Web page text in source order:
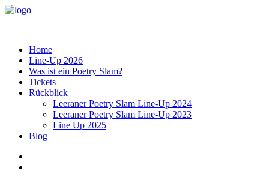
Home
Line-Up 2026
Was ist ein Poetry Slam?
Tickets
Rückblick
Leeraner Poetry Slam Line-Up 2024
Leeraner Poetry Slam Line-Up 2023
Line Up 2025
Blog